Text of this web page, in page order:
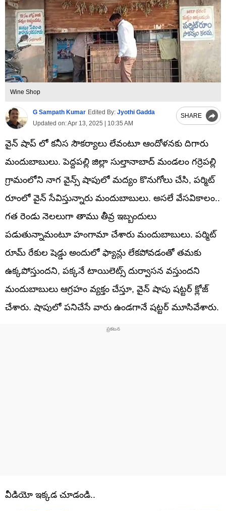
Wine Shop
G Sampath Kumar Edited By: Jyothi Gadda
Updated on:Apr 13, 2025 | 10:35 AM
SHARE
వైన్ షాప్ లో కనీస సౌకర్యాలు లేవంటూ ఆందోళనకు దిగారు
మందుబాబులు. పెద్దపల్లి జిల్లా సుల్తానాబాద్ మండలం గర్రెపల్లి
గ్రామంలోని నాగ వైన్స్ షాపులో మద్యం కొనుగోలు చేసి, పర్మిట్
రూంలో వైన్ సేవిస్తున్నారు మందుబాబులు. అసలే వేసవికాలం..
గత రెండు నెలలుగా తాము తీవ్ర ఇబ్బందులు
పడుతున్నామంటూ హంగామా చేశారు మందుబాబులు. పర్మిట్
రూమ్ రేకుల షెడ్డు అందులో ఫ్యాన్లు లేకపోవడంతో తమకు
ఉక్కపోస్తుందని, పక్కనే టాయిలెట్స్ దుర్వాసన వస్తుందని
మందుబాబులు ఆగ్రహం వ్యక్తం చేస్తూ, వైన్ షాపు షట్టర్ క్లోజ్
చేశారు. షాపులో పనిచేసే వారు ఉండగానే షట్టర్ మూసివేశారు.
వీడియో ఇక్కడ చూడండి..